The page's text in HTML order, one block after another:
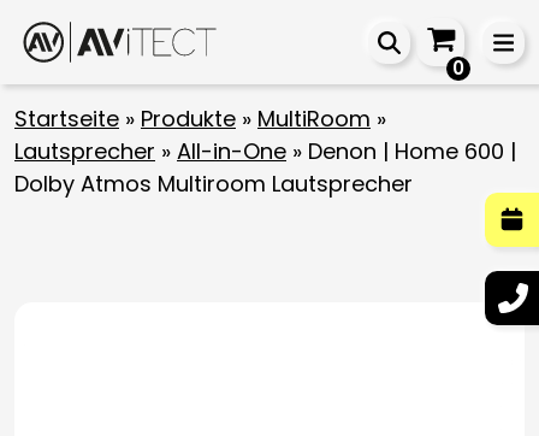
0
Startseite » Produkte » MultiRoom »
Lautsprecher » All-in-One » Denon | Home 600 |
Dolby Atmos Multiroom Lautsprecher